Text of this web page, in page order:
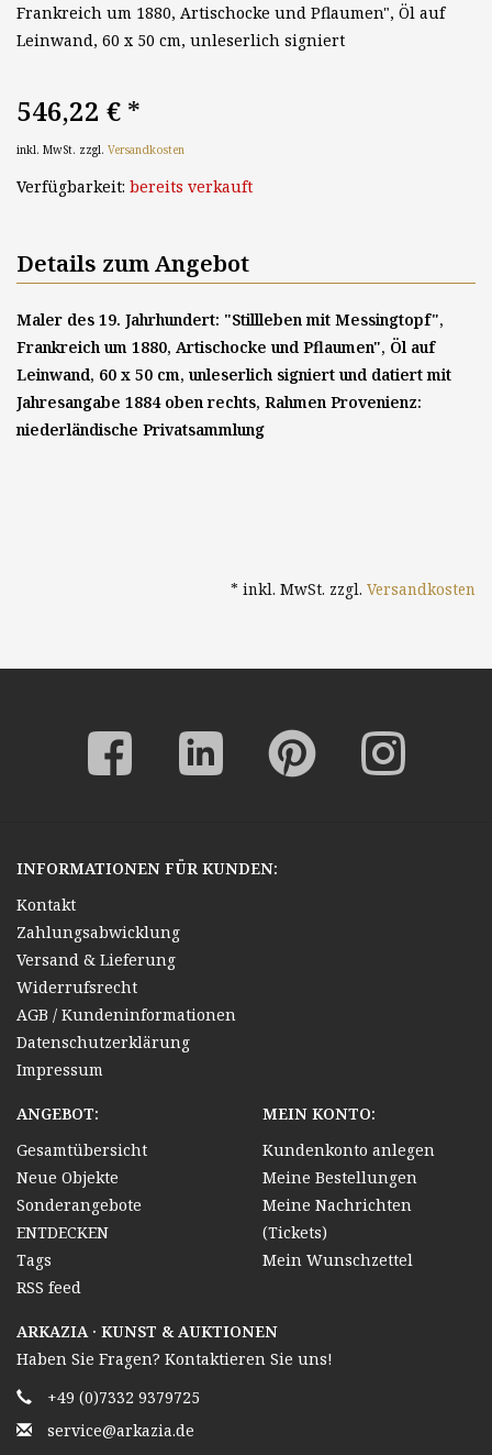
Frankreich um 1880, Artischocke und Pflaumen", Öl auf
Leinwand, 60 x 50 cm, unleserlich signiert
546,22 € *
inkl. MwSt. zzgl. Versandkosten
Verfügbarkeit: bereits verkauft
Details zum Angebot
Maler des 19. Jahrhundert: "Stillleben mit Messingtopf",
Frankreich um 1880, Artischocke und Pflaumen", Öl auf
Leinwand, 60 x 50 cm, unleserlich signiert und datiert mit
Jahresangabe 1884 oben rechts, Rahmen Provenienz:
niederländische Privatsammlung
* inkl. MwSt. zzgl. Versandkosten
INFORMATIONEN FÜR KUNDEN:
Kontakt
Zahlungsabwicklung
Versand & Lieferung
Widerrufsrecht
AGB / Kundeninformationen
Datenschutzerklärung
Impressum
ANGEBOT:
Gesamtübersicht
Neue Objekte
Sonderangebote
ENTDECKEN
Tags
RSS feed
MEIN KONTO:
Kundenkonto anlegen
Meine Bestellungen
Meine Nachrichten
(Tickets)
Mein Wunschzettel
ARKAZIA · KUNST & AUKTIONEN
Haben Sie Fragen? Kontaktieren Sie uns!
+49 (0)7332 9379725
service@arkazia.de